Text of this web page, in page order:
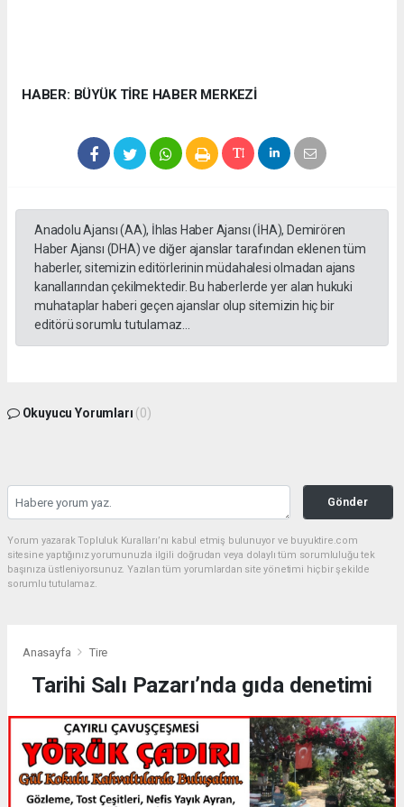
HABER: BÜYÜK TİRE HABER MERKEZİ
Anadolu Ajansı (AA), İhlas Haber Ajansı (İHA), Demirören
Haber Ajansı (DHA) ve diğer ajanslar tarafından eklenen tüm
haberler, sitemizin editörlerinin müdahalesi olmadan ajans
kanallarından çekilmektedir. Bu haberlerde yer alan hukuki
muhataplar haberi geçen ajanslar olup sitemizin hiç bir
editörü sorumlu tutulamaz...
Okuyucu Yorumları (0)
Gönder
Yorum yazarak Topluluk Kuralları’nı kabul etmiş bulunuyor ve buyuktire.com
sitesine yaptığınız yorumunuzla ilgili doğrudan veya dolaylı tüm sorumluluğu tek
başınıza üstleniyorsunuz. Yazılan tüm yorumlardan site yönetimi hiçbir şekilde
sorumlu tutulamaz.
Anasayfa Tire
Tarihi Salı Pazarı’nda gıda denetimi